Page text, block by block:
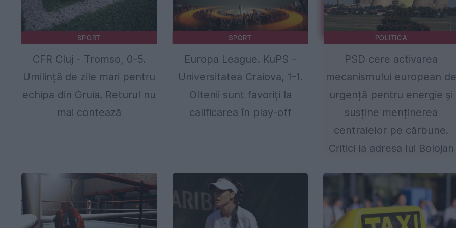
SPORT
CFR Cluj - Tromso, 0-5.
Umilință de zile mari pentru
echipa din Gruia. Returul nu
mai contează
SPORT
Europa League. KuPS -
Universitatea Craiova, 1-1.
Oltenii sunt favoriți la
calificarea în play-off
POLITICA
PSD cere activarea
mecanismului european
urgență pentru energie și
susține menținerea
centralelor pe cărbune.
Critici la adresa lui Bolojan